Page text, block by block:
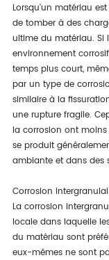
Lorsqu'un matériau
de tomber à des
ultime du matériau. Si
environnement
temps plus court,
par un type de
similaire à la
une rupture fragile.
la corrosion ont
se produit
ambiante et dans des
Corrosion
La corrosion
locale dans laquelle
du matériau sont
eux-mêmes ne sont